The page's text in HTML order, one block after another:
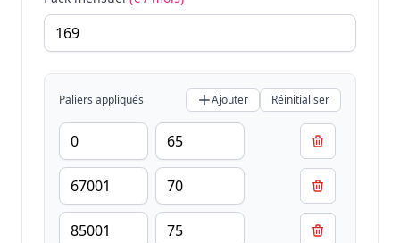
Paliers appliqués Ajouter Réinitialiser